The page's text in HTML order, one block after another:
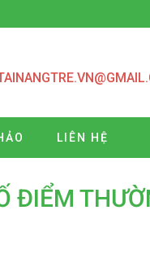
LIÊN HỆ
ĐIỂM